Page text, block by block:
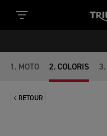
1 . MOTO 2. COLORIS 3.
RETOUR